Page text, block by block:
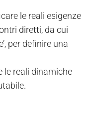
le reali esigenze
diretti, da cui
per definire una
le reali dinamiche